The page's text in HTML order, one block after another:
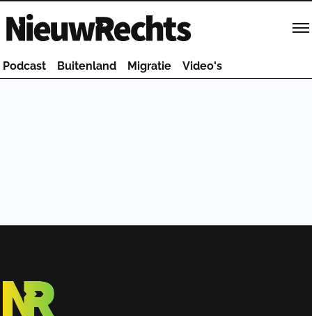
Homepage van NieuwRechts
Podcast Buitenland Migratie Video's